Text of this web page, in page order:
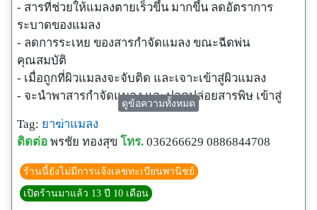
- สารที่ช่วยให้แมลงตายเร็วขึ้น มากขึ้น ลดอัตราการ
ระบาดของแมลง
- ลดการระเหย ของสารกำจัดแมลง ขณะฉีดพ่น
คุณสมบัติ
- เมื่อถูกที่ผิวแมลงจะจับติด และเจาะเข้าสู่ผิวแมลง
- จะนำพาสารกำจัดแมลง และปลดปล่อยสารพิษ เข้าสู่
ภายในของแมลง ทำให้แมลงตายเร็วขึ้น
อัตราการผสม
- 20 ซีซี / น้ำ20 ลิตร ผสมร่วมกับสารกำจัดแมลงตาม
ปรกติ
ขนาดบรรจุ 500 ซีซี, 1000 ซีซี
สนใจติดต่อ ชัยดีเมล็ดพันธุ์ผัก ดอกไม้ อุปกรณ์การเกษตร
ดูข้อความทั้งหมด
Tag: ยาฆ่าแมลง
ติดต่อ พรชัย ทองสุข โทร. 036266629 0886844708
ร้านนี้ยังไม่มีการแจ้งเลขทะเบียนพานิชย์
เปิดร้านมาแล้ว 13 ปี 10 เดือน